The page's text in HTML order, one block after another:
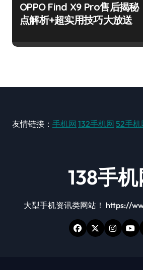
OPPO Find X9 Pro售后揭秘
点解析+超实用技巧大放送
友情链接： 手机网 132手机网 52手机
138手
大型手机资讯类网站！ https://